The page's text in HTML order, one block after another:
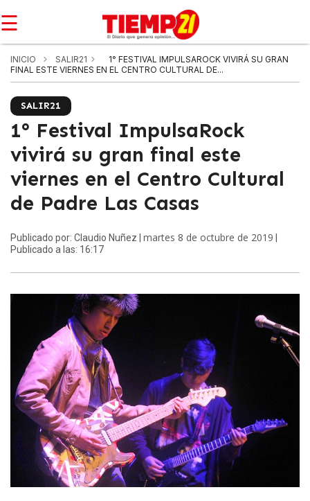
☰
INICIO SALIR21
1° FESTIVAL IMPULSAROCK VIVIRÁ SU GRAN
FINAL ESTE VIERNES EN EL CENTRO CULTURAL DE...
SALIR21
1° Festival ImpulsaRock
vivirá su gran final este
viernes en el Centro Cultural
de Padre Las Casas
Publicado por: Claudio Nuñez | martes 8 de octubre de 2019
Publicado a las: 16:17